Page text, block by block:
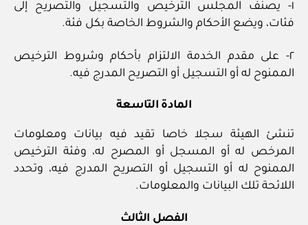
١- يصنف المجلس الترخيص والتسجيل والتصريح إلى
فئات، ويضع الأحكام والشروط الخاصة بكل فئة.
٢- على مقدم الخدمة الالتزام بأحكام وشروط الترخيص
الممنوح له أو التسجيل أو التصريح المدرج فيه.
المادة التاسعة
تنشئ الهيئة سجلا خاصا تقيد فيه بيانات ومعلومات
المرخص له أو المسجل أو المصرح له، وفئة الترخيص
الممنوح له أو التسجيل أو التصريح المدرج فيه، وتحدد
اللائحة تلك البيانات والمعلومات.
الفصل الثالث